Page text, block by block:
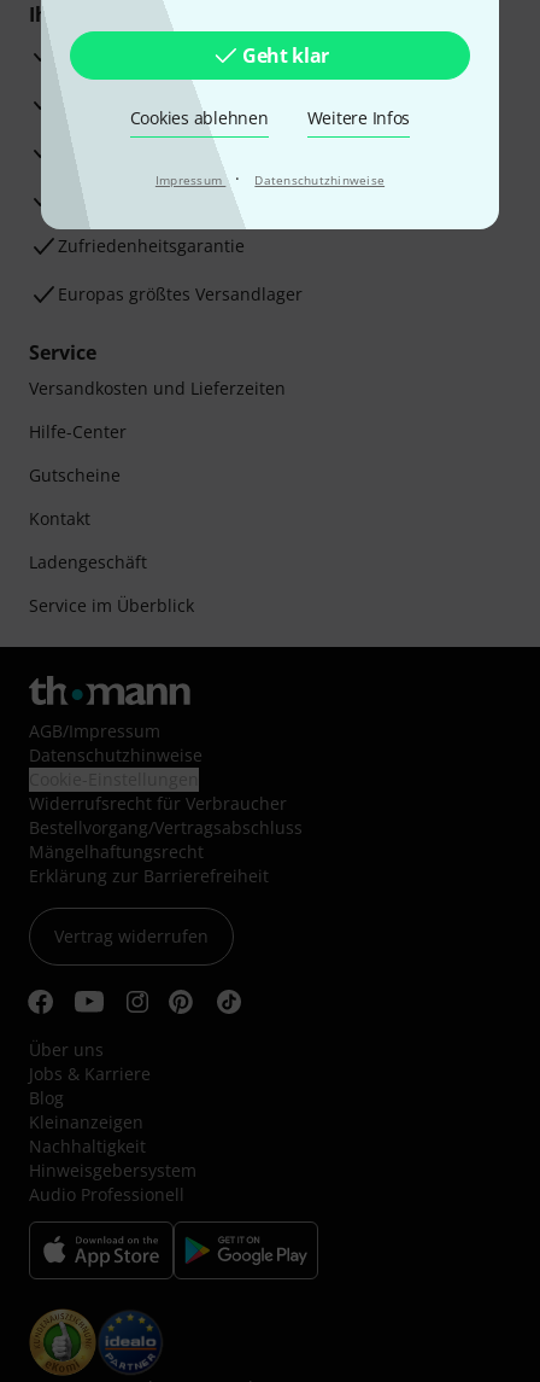
Geht klar
Cookies ablehnen Weitere Infos
Impressum · Datenschutzhinweise
Ihre Vorteile
3 Jahre Thomann Garantie
30 Tage Money-Back-Garantie
Beratung durch Fachexperten
Zufriedenheitsgarantie
Europas größtes Versandlager
Service
Versandkosten und Lieferzeiten
Hilfe-Center
Gutscheine
Kontakt
Ladengeschäft
Service im Überblick
AGB/Impressum
Datenschutzhinweise
Widerrufsrecht für Verbraucher
Bestellvorgang/Vertragsabschluss
Mängelhaftungsrecht
Erklärung zur Barrierefreiheit
Vertrag widerrufen
Über uns
Jobs & Karriere
Blog
Kleinanzeigen
Nachhaltigkeit
Hinweisgebersystem
Audio Professionell